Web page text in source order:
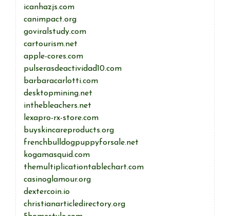
icanhazjs.com
canimpact.org
goviralstudy.com
cartourism.net
apple-cores.com
pulserasdeactividad10.com
barbaracarlotti.com
desktopmining.net
inthebleachers.net
lexapro-rx-store.com
buyskincareproducts.org
frenchbulldogpuppyforsale.net
kogamasquid.com
themultiplicationtablechart.com
casinoglamour.org
dextercoin.io
christianarticledirectory.org